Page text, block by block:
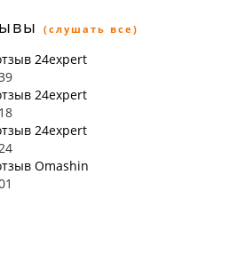
(слушать все)
24expert
24expert
24expert
Omashin